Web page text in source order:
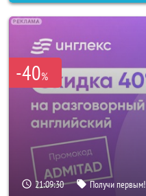
-40%
21:09:28 Получи первым!